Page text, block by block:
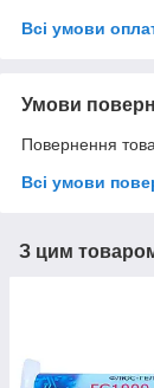
Всі умови
Умови
Повернення
Всі умови
З цим